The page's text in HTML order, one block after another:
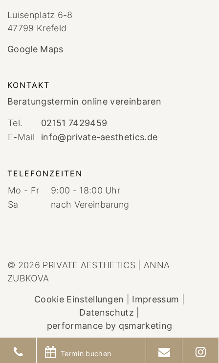
Luisenplatz 6-8
47799 Krefeld
Google Maps
KONTAKT
Beratungstermin online vereinbaren
Tel.
02151 7429459
E-Mail
info@private-aesthetics.de
TELEFONZEITEN
Mo - Fr
9:00 - 18:00 Uhr
Sa
nach Vereinbarung
© 2026 PRIVATE AESTHETICS | ANNA
ZUBKOVA
Cookie Einstellungen Impressum
Datenschutz
performance by qsmarketing
Termin buchen